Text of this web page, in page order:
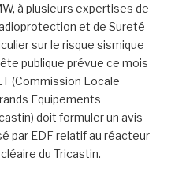
à plusieurs expertises de
et de Sureté
sur le risque sismique
publique prévue ce mois
(Commission Locale
Equipements
doit formuler un avis
par EDF relatif au réacteur
du Tricastin.